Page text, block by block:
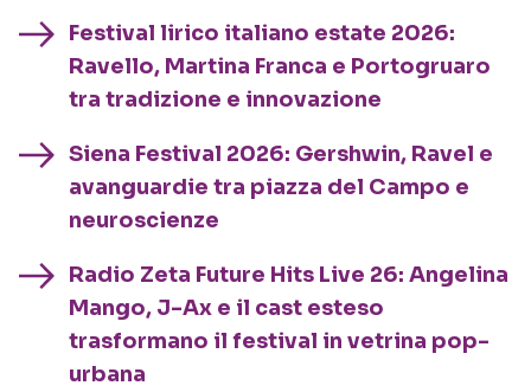
Festival lirico italiano estate 2026:
Ravello, Martina Franca e Portogruaro
tra tradizione e innovazione
Siena Festival 2026: Gershwin, Ravel e
avanguardie tra piazza del Campo e
neuroscienze
Radio Zeta Future Hits Live 26: Angelina
Mango, J-Ax e il cast esteso
trasformano il festival in vetrina pop-
urbana